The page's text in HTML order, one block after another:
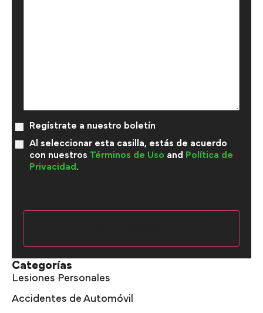
Regístrate a nuestro boletín
Al seleccionar esta casilla, estás de acuerdo
con nuestros Términos de Uso and
Política de
Privacidad .
Categorías
Lesiones Personales
Accidentes de Automóvil